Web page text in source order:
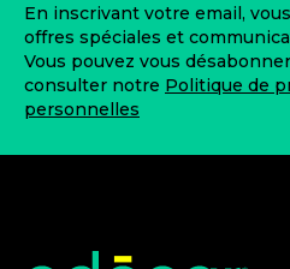
En inscrivant votre email,
offres spéciales et
Vous pouvez vous
consulter notre Politique de
personnelles